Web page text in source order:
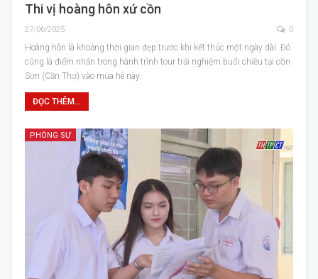
Thi vị hoàng hôn xứ cồn
27/06/2025 0
Hoàng hôn là khoảng thời gian đẹp trước khi kết thúc một ngày dài. Đó
cũng là điểm nhấn trong hành trình tour trải nghiệm buổi chiều tại cồn
Sơn (Cần Thơ) vào mùa hè này.
ĐỌC THÊM...
PHÓNG SỰ